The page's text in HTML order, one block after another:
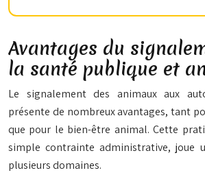
Avantages du
la santé publique et
Le signalement des animaux aux
présente de nombreux avantages, tant
que pour le bien-être animal. Cette
simple contrainte administrative, joue
plusieurs domaines.